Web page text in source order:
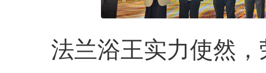
法兰浴王实力使然，